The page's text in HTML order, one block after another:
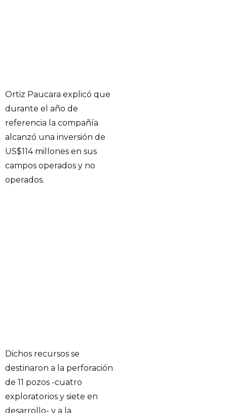
Ortiz Paucara explicó que
durante el año de
referencia la compañía
alcanzó una inversión de
US$114 millones en sus
campos operados y no
operados.
Dichos recursos se
destinaron a la perforación
de 11 pozos -cuatro
exploratorios y siete en
desarrollo- y a la